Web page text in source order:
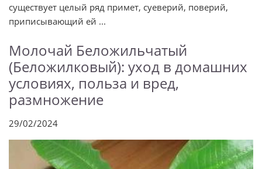
существует целый ряд примет, суеверий, поверий,
приписывающий ей ...
Молочай Беложильчатый
(Беложилковый): уход в домашних
условиях, польза и вред,
размножение
29/02/2024